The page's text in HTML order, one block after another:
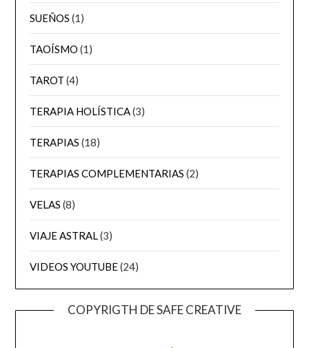
SUEÑOS (1)
TAOÍSMO (1)
TAROT (4)
TERAPIA HOLÍSTICA(3)
TERAPIAS (18)
TERAPIAS COMPLEMENTARIAS (2)
VELAS (8)
VIAJE ASTRAL(3)
VIDEOS YOUTUBE(24)
COPYRIGTH DE SAFE CREATIVE